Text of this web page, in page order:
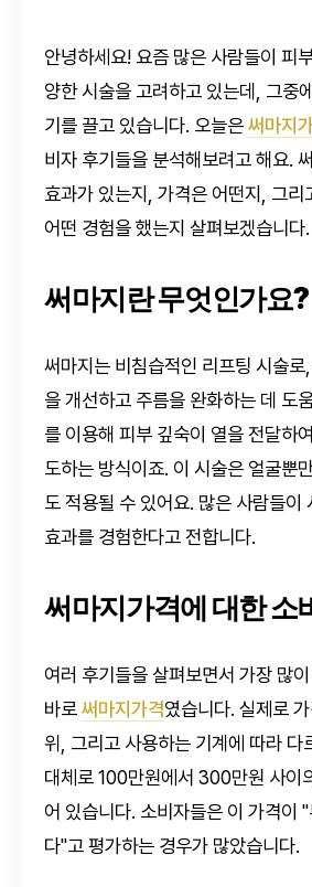
안녕하세요! 요즘 많은 사람들이 피
양한 시술을 고려하고 있는데, 그중
기를 끌고 있습니다. 오늘은써마지
비자 후기들을 분석해보려고 해요.
효과가 있는지, 가격은 어떤지, 그리
어떤 경험을 했는지 살펴보겠습니다.
써마지란 무엇인가요?
써마지는 비침습적인 리프팅 시술로
을 개선하고 주름을 완화하는 데 도
를 이용해 피부 깊숙이 열을 전달하
도하는 방식이죠. 이 시술은 얼굴뿐
도 적용될 수 있어요. 많은 사람들이
효과를 경험한다고 전합니다.
써마지가격에 대한 소
여러 후기들을 살펴보면서 가장 많
바로써마지가격였습니다. 실제로
위, 그리고 사용하는 기계에 따라 다
대체로 100만원에서 300만원 사이
어 있습니다. 소비자들은 이 가격이
다"고 평가하는 경우가 많았습니다.